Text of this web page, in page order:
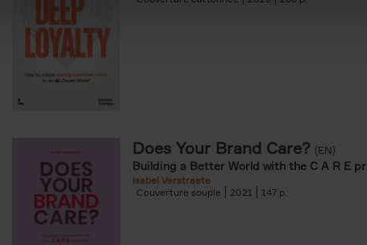
Does Your Brand Care? (EN)
Building a Better World with the C A R E
Isabel Verstraete
Couverture souple
2021 147